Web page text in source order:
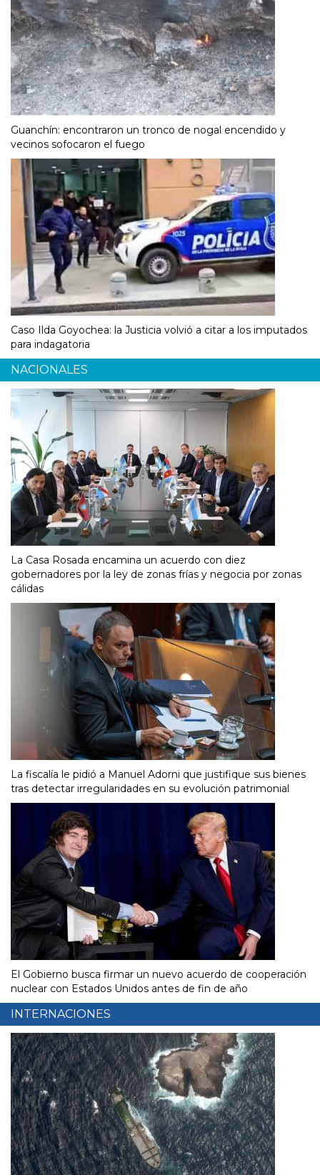
Guanchín: encontraron un tronco de nogal encendido y
vecinos sofocaron el fuego
Caso Ilda Goyochea: la Justicia volvió a citar a los imputados
para indagatoria
NACIONALES
La Casa Rosada encamina un acuerdo con diez
gobernadores por la ley de zonas frías y negocia por zonas
cálidas
La fiscalía le pidió a Manuel Adorni que justifique sus bienes
tras detectar irregularidades en su evolución patrimonial
El Gobierno busca firmar un nuevo acuerdo de cooperación
nuclear con Estados Unidos antes de fin de año
INTERNACIONES